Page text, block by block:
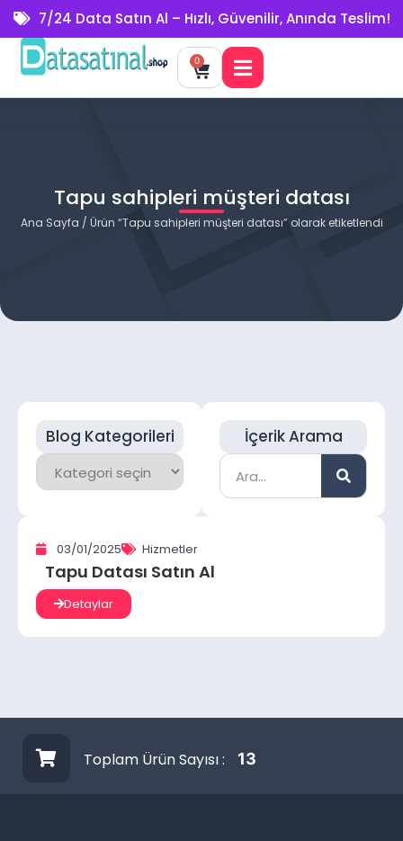
7/24 Data Satın Al – Hızlı, Güvenilir, Anında Teslim!
0
Tapu sahipleri müşteri datası
Ana Sayfa / Ürün “Tapu sahipleri müşteri datası” olarak etiketlendi
Blog Kategorileri İçerik Arama
03/01/2025 Hizmetler
Tapu Datası Satın Al
Detaylar
Toplam Ürün Sayısı : 13